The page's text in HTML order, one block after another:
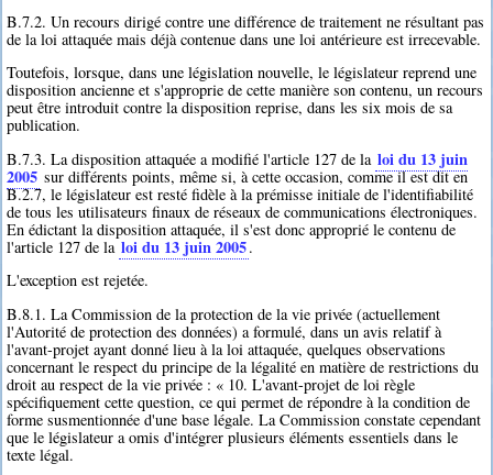
B.7.2. Un recours dirigé contre une différence de traitement ne résultant pas
de la loi attaquée mais déjà contenue dans une loi antérieure est irrecevable.
Toutefois, lorsque, dans une législation nouvelle, le législateur reprend une
disposition ancienne et s'approprie de cette manière son contenu, un recours
peut être introduit contre la disposition reprise, dans les six mois de sa
publication.
B.7.3. La disposition attaquée a modifié l'article 127 de la loi du 13 juin
2005 sur différents points, même si, à cette occasion, comme il est dit en
B.2.7, le législateur est resté fidèle à la prémisse initiale de l'identifiabilité
de tous les utilisateurs finaux de réseaux de communications électroniques.
En édictant la disposition attaquée, il s'est donc approprié le contenu de
l'article 127 de la loi du 13 juin 2005.
L'exception est rejetée.
B.8.1. La Commission de la protection de la vie privée (actuellement
l'Autorité de protection des données) a formulé, dans un avis relatif à
l'avant-projet ayant donné lieu à la loi attaquée, quelques observations
concernant le respect du principe de la légalité en matière de restrictions du
droit au respect de la vie privée : « 10. L'avant-projet de loi règle
spécifiquement cette question, ce qui permet de répondre à la condition de
forme susmentionnée d'une base légale. La Commission constate cependant
que le législateur a omis d'intégrer plusieurs éléments essentiels dans le
texte légal.